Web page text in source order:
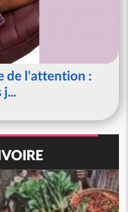
de l'attention :